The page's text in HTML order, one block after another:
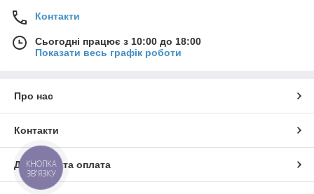
Контакти
Сьогодні працює з 10:00 до 18:00
Показати весь графік роботи
Про нас
Контакти
Доставка та оплата
КНОПКА
ЗВ'ЯЗКУ